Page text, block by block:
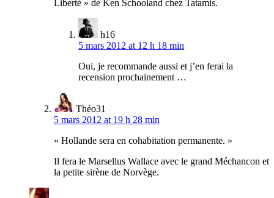
Liberté » de Ken Schooland chez Tatamis.
h16
5 mars 2012 at 12 h 18 min
Oui, je recommande aussi et j’en ferai la
recension prochainement …
Théo31
5 mars 2012 at 19 h 28 min
« Hollande sera en cohabitation permanente. »
Il fera le Marsellus Wallace avec le grand Méchancon et
la petite sirène de Norvège.